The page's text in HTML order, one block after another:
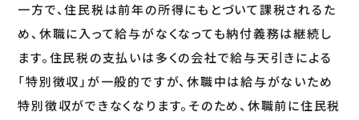
一方で、住民税は前年の所得にもとづいて課税されるた
め、休職に入って給与がなくなっても納付義務は継続し
ます。住民税の支払いは多くの会社で給与天引きによる
「特別徴収」が一般的ですが、休職中は給与がないため
特別徴収ができなくなります。そのため、休職前に住民税